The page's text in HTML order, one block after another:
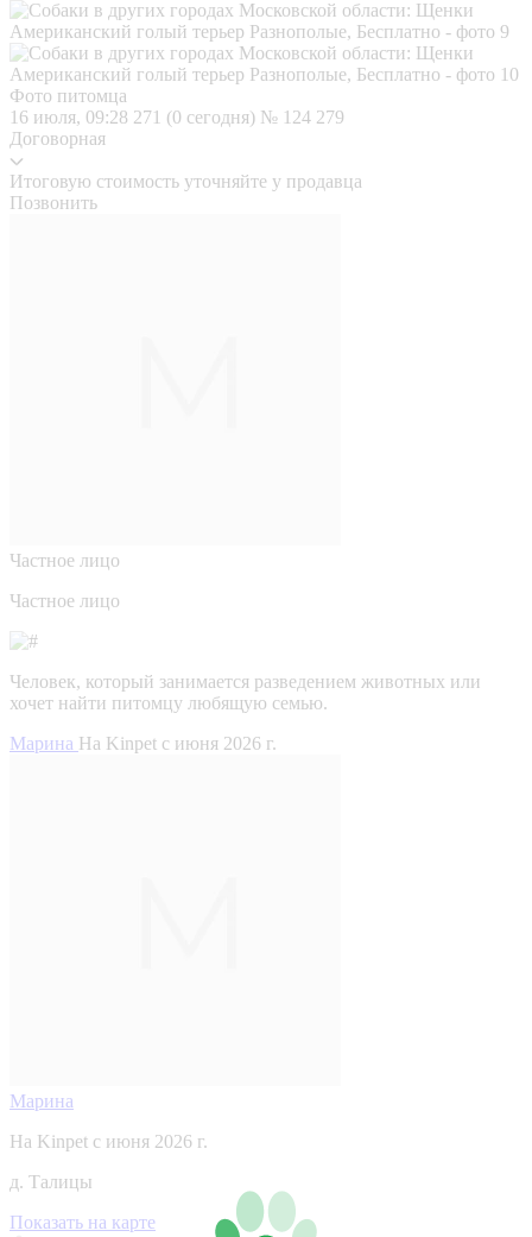
Фото питомца
16 июля, 09:28 271 (0 сегодня) № 124 279
Договорная
Итоговую стоимость уточняйте у продавца
Позвонить
Частное лицо
Частное лицо
Человек, который занимается разведением животных или
хочет найти питомцу любящую семью.
Марина На Kinpet c июня 2026 г.
Марина
На Kinpet c июня 2026 г.
д. Талицы
Показать на карте